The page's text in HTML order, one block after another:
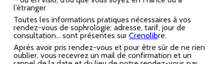
l’étranger
Toutes les informations pratiques nécessaires à vos
rendez-vous de sophrologie: adresse, tarif, jour de
consultation… sont présentes sur Crenolibre.
Après avoir pris rendez-vous et pour être sûr de ne rien
oublier, vous recevrez un mail de confirmation et un